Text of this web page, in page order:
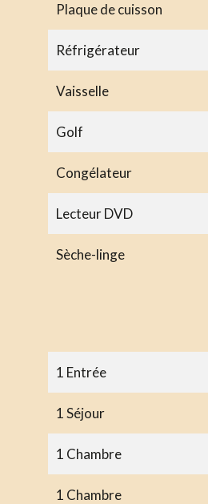
Plaque de cuisson
Réfrigérateur
Vaisselle
Golf
Congélateur
Lecteur DVD
Sèche-linge
1 Entrée
1 Séjour
1 Chambre
1 Chambre